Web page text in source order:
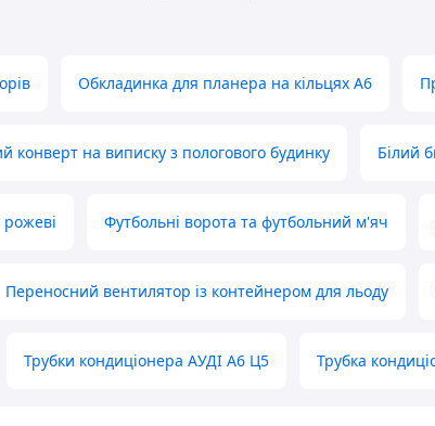
Обкладинка для планера на кільцях А6
конверт на виписку з пологового будинку Білий
Футбольні ворота та футбольний м'яч
Переносний вентилятор із контейнером для льоду
Трубки кондиціонера АУДІ А6 Ц5 Трубка